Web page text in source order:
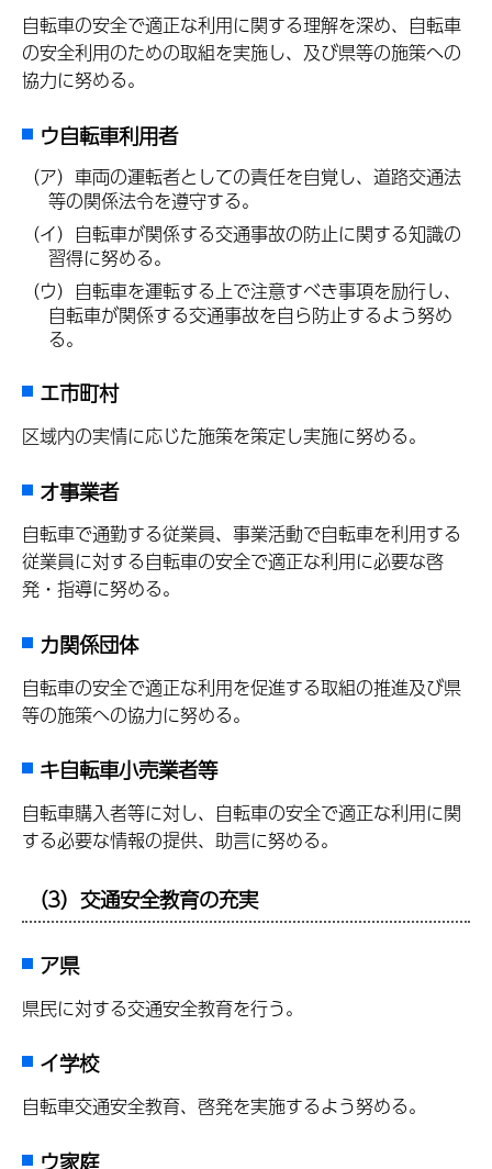
自転車の安全で適正な利用に関する理解を深め、自転車
の安全利用のための取組を実施し、及び県等の施策への
協力に努める。
ウ自転車利用者
（ア）車両の運転者としての責任を自覚し、道路交通法
等の関係法令を遵守する。
（イ）自転車が関係する交通事故の防止に関する知識の
習得に努める。
（ウ）自転車を運転する上で注意すべき事項を励行し、
自転車が関係する交通事故を自ら防止するよう努め
る。
エ市町村
区域内の実情に応じた施策を策定し実施に努める。
オ事業者
自転車で通勤する従業員、事業活動で自転車を利用する
従業員に対する自転車の安全で適正な利用に必要な啓
発・指導に努める。
カ関係団体
自転車の安全で適正な利用を促進する取組の推進及び県
等の施策への協力に努める。
キ自転車小売業者等
自転車購入者等に対し、自転車の安全で適正な利用に関
する必要な情報の提供、助言に努める。
（3）交通安全教育の充実
ア県
県民に対する交通安全教育を行う。
イ学校
自転車交通安全教育、啓発を実施するよう努める。
ウ家庭